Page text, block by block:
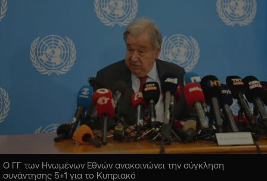
Ο ΓΓ των Ηνωμένων Εθνών ανακοινώνει την σύγκληση
συνάντησης 5+1 για το Κυπριακό